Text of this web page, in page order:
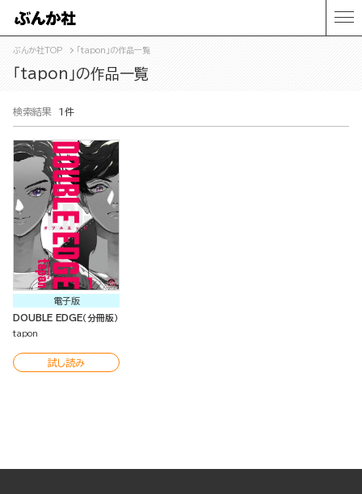
ぶんか社TOP 「tapon」の作品一覧
「tapon」の作品一覧
検索結果 1件
電子版
DOUBLE EDGE（分冊版）
tapon
試し読み